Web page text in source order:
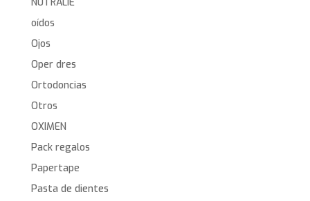
oídos
Ojos
Oper dres
Ortodoncias
Otros
OXIMEN
Pack regalos
Papertape
Pasta de dientes